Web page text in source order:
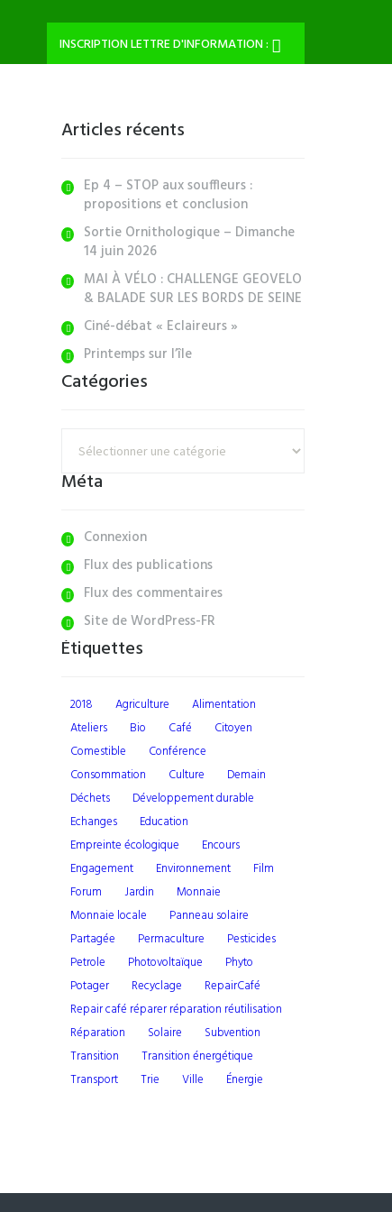
INSCRIPTION LETTRE D'INFORMATION :
Articles récents
Ep 4 – STOP aux souffleurs :
propositions et conclusion
Sortie Ornithologique – Dimanche
14 juin 2026
MAI À VÉLO : CHALLENGE GEOVELO
& BALADE SUR LES BORDS DE SEINE
Ciné-débat « Eclaireurs »
Printemps sur l’île
Catégories
Méta
Connexion
Flux des publications
Flux des commentaires
Site de WordPress-FR
Étiquettes
2018 agriculture
alimentation
ateliers
bio Café
citoyen
comestible
conférence
consommation
culture
demain
déchets
développement durable
echanges
education
empreinte écologique
Encours
engagement
environnement
film
forum
jardin
monnaie
monnaie locale
panneau solaire
partagée
permaculture
pesticides
petrole
photovoltaïque
phyto
potager
recyclage
RepairCafé
repair café réparer réparation réutilisation
Réparation
solaire
subvention
transition
transition énergétique
transport
trie ville énergie